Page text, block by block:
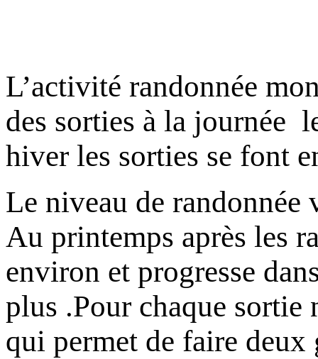
L’activité randonnée
des sorties à la journée
hiver les sorties se font
Le niveau de randonnée
Au printemps après les
environ et progresse
plus .Pour chaque sortie
qui permet de faire